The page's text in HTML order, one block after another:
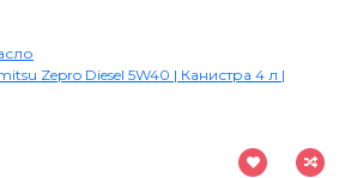
Zepro Diesel 5W40 | Канистра 4 л |